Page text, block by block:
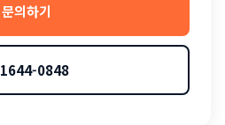
문의하기
1644-0848